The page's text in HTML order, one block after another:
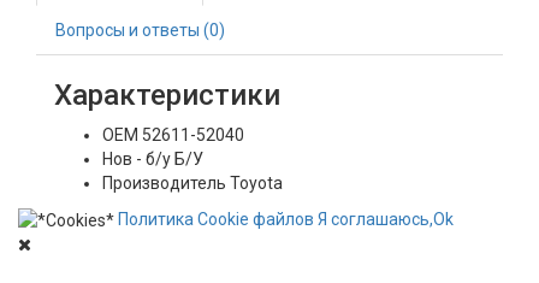
Вопросы и ответы (0)
Характеристики
OEM 52611-52040
Нов - б/у Б/У
Производитель Toyota
Политика Сookie файлов Я соглашаюсь,Ok